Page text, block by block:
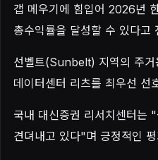
갭 메우기에 힘입어 2026년
총수익률을 달성할 수 있다고
선벨트(Sunbelt) 지역의 주거
데이터센터 리츠를 최우선 선
국내 대신증권 리서치센터는
견뎌내고 있다"며 긍정적인